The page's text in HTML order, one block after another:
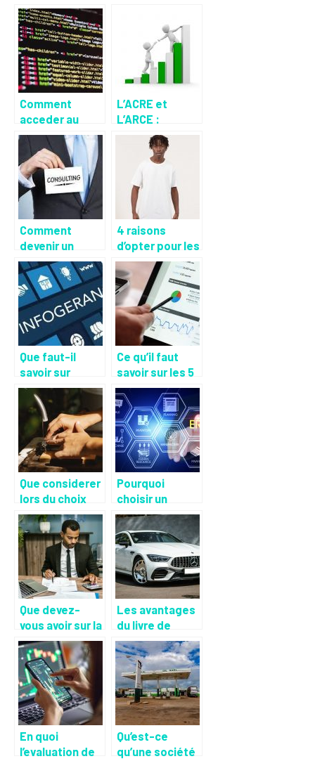
l’entreprise
prometteuses
en 2022
Comment
acceder au
metier de
webmaster
sans diplome ?
L’ACRE et
L’ARCE :
l’essentiel a
savoir sur ces
dispositifs
d’aide financier
Comment
devenir un
consultant ?
4 raisons
d’opter pour les
t-shirts de la
marque
TSHIRTEO
Que faut-il
savoir sur
l’infogerance et
ses avantages
Ce qu’il faut
savoir sur les 5
forces de
Porter
Que considerer
lors du choix
d’une fontaine
d’eau ?
Pourquoi
choisir un
logiciel ERP
pour gerer
efficacement
ses activites ?
Que devez-
vous avoir sur la
responsabilite
personnelle et
pecuniaire du
comptable
public ?
Les avantages
du livre de
police
automobile
informatise
En quoi
l’evaluation de
Qu’est-ce
qu’une société